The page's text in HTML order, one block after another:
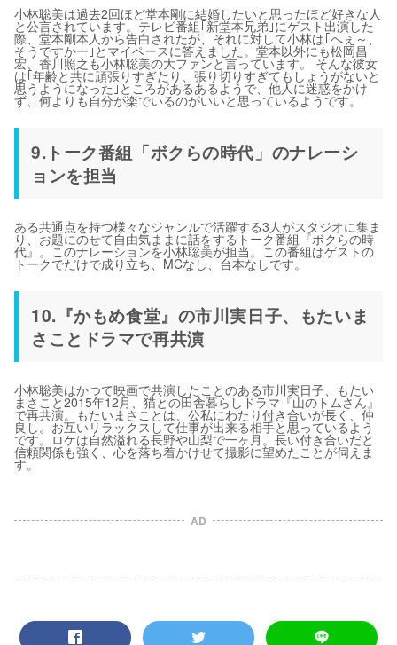
小林聡美は過去2回ほど堂本剛に結婚したいと思ったほど好きな人
と公言されています。テレビ番組｢新堂本兄弟｣にゲスト出演した
際、堂本剛本人から告白されたが、それに対して小林は｢へぇ～、
そうですかー｣とマイペースに答えました。堂本以外にも松岡昌
宏、香川照之も小林聡美の大ファンと言っています。 そんな彼女
は｢年齢と共に頑張りすぎたり、張り切りすぎてもしょうがないと
思うようになった｣ところがあるあるようで、他人に迷惑をかけ
ず、何よりも自分が楽でいるのがいいと思っているようです。
9.トーク番組「ボクらの時代」のナレーシ
ョンを担当
ある共通点を持つ様々なジャンルで活躍する3人がスタジオに集ま
り、お題にのせて自由気ままに話をするトーク番組『ボクらの時
代』。このナレーションを小林聡美が担当。この番組はゲストの
トークでだけで成り立ち、MCなし、台本なしです。
10.『かもめ食堂』の市川実日子、もたいま
さことドラマで再共演
小林聡美はかつて映画で共演したことのある市川実日子、もたい
まさこと2015年12月、猫との田舎暮らしドラマ『山のトムさん』
で再共演。もたいまさことは、公私にわたり付き合いが長く、仲
良し。お互いリラックスして仕事が出来る相手と思っているよう
です。ロケは自然溢れる長野や山梨で一ヶ月。長い付き合いだと
信頼関係も強く、心を落ち着かけせて撮影に望めたことが伺えま
す。
AD